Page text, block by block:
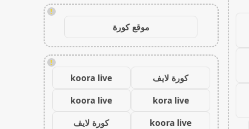
!
موقع كورة
!
كورة لايف
koora live
kora live
koora live
koora live
كورة لايف